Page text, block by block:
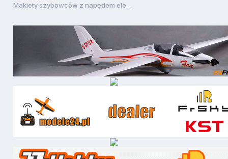
Makiety szybowców z napędem elektrycznym